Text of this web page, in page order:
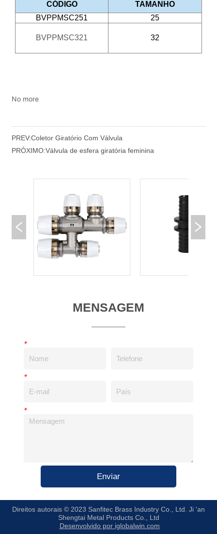
No more
PREV:Coletor Giratório Com Válvula
PRÓXIMO:Válvula de esfera giratória feminina
MENSAGEM
*
*
*
Enviar
Direitos autorais © 2023 Sanfitec Brass Industry Co., Ltd. Ji 'an
Shengtai Metal Products Co., Ltd
Desenvolvido por iglobalwin.com